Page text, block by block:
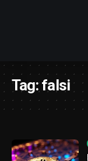
Tag:falsi